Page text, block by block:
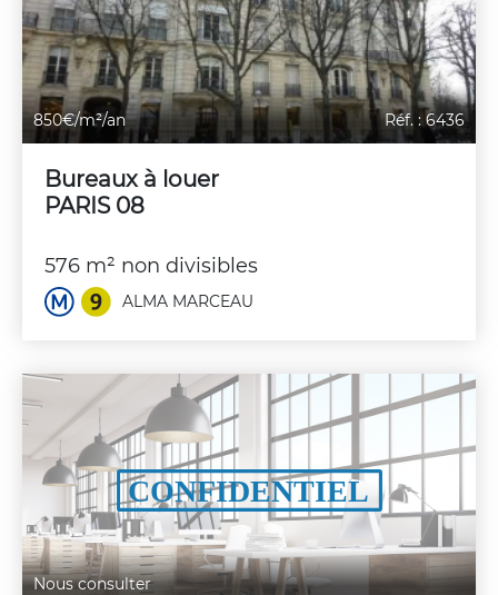
850€/m²/an Réf. : 6436
Bureaux à louer
PARIS 08
576 m² non divisibles
ALMA MARCEAU
Nous consulter